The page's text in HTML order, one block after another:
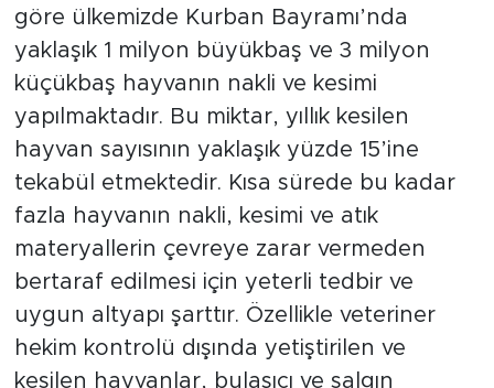
göre ülkemizde Kurban Bayramı’nda
yaklaşık 1 milyon büyükbaş ve 3 milyon
küçükbaş hayvanın nakli ve kesimi
yapılmaktadır. Bu miktar, yıllık kesilen
hayvan sayısının yaklaşık yüzde 15’ine
tekabül etmektedir. Kısa sürede bu kadar
fazla hayvanın nakli, kesimi ve atık
materyallerin çevreye zarar vermeden
bertaraf edilmesi için yeterli tedbir ve
uygun altyapı şarttır. Özellikle veteriner
hekim kontrolü dışında yetiştirilen ve
kesilen hayvanlar, bulaşıcı ve salgın